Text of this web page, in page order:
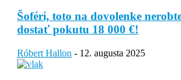
Šoféri, toto na dovolenke
dostať pokutu 18 000 €!
Róbert Hallon - 12. augusta 2025